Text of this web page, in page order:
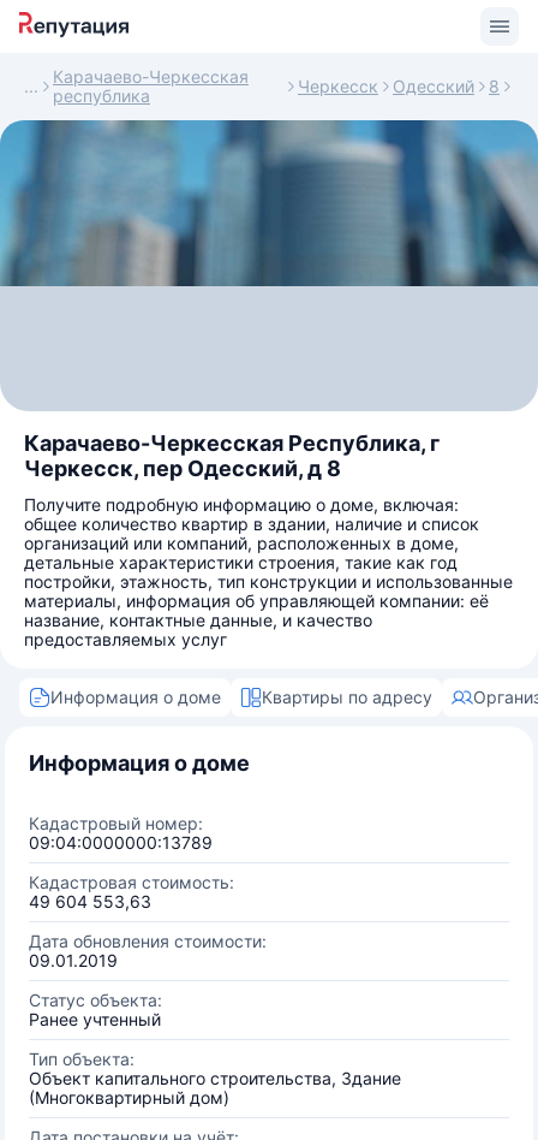
Карачаево-Черкесская
республика
Черкесск Одесский 8
Карачаево-Черкесская Республика, г
Черкесск, пер Одесский, д 8
Получите подробную информацию о доме, включая:
общее количество квартир в здании, наличие и список
организаций или компаний, расположенных в доме,
детальные характеристики строения, такие как год
постройки, этажность, тип конструкции и использованные
материалы, информация об управляющей компании: её
название, контактные данные, и качество
предоставляемых услуг
Информация о доме Квартиры по адресу
Информация о доме
Кадастровый номер:
09:04:0000000:13789
Кадастровая стоимость:
49 604 553,63
Дата обновления стоимости:
09.01.2019
Статус объекта:
Ранее учтенный
Тип объекта:
Объект капитального строительства, Здание
(Многоквартирный дом)